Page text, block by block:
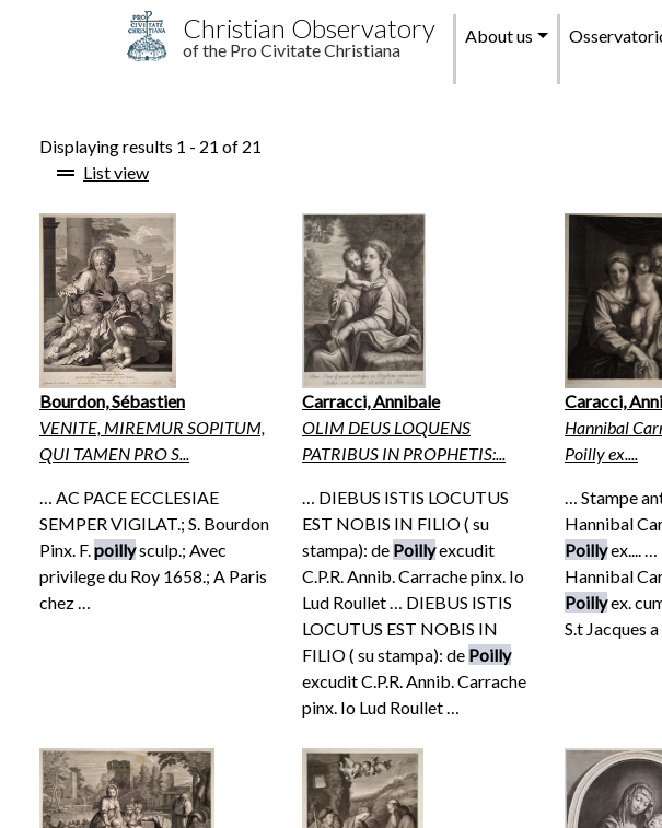
Skip to main content
Christian Observatory
of the Pro Civitate Christiana
Menu
About us
Displaying results 1 - 21 of 21
List view
Bourdon, Sébastien
VENITE, MIREMUR SOPITUM,
QUI TAMEN PRO S...
… AC PACE ECCLESIAE
SEMPER VIGILAT.; S. Bourdon
Pinx. F.poillysculp.; Avec
privilege du Roy 1658.; A Paris
chez …
Carracci, Annibale
OLIM DEUS LOQUENS
PATRIBUS IN PROPHETIS:...
… DIEBUS ISTIS LOCUTUS
EST NOBIS IN FILIO ( su
stampa): de Poillyexcudit
C.P.R. Annib. Carrache pinx. Io
Lud Roullet … DIEBUS ISTIS
LOCUTUS EST NOBIS IN
FILIO ( su stampa): de Poilly
excudit C.P.R. Annib. Carrache
pinx. Io Lud Roullet …
Caracci,
Hannibal
Poilly ex....
… Stampe
Hannibal
Poillyex....
Hannibal
Poillyex.
S.t Jacques